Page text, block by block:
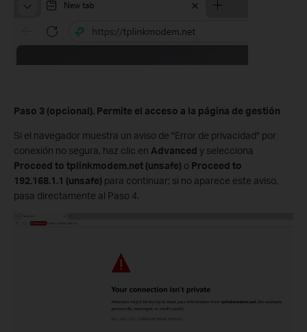
Paso 3 (opcional). Permite el acceso a la página de gestión
Si el navegador muestra un aviso de "Error de privacidad" por
conexión no segura, haz clic en Advanced y selecciona
Proceed to tplinkmodem.net (unsafe) o Proceed to
192.168.1.1 (unsafe) para continuar; si no aparece este aviso,
pasa directamente al Paso 4.